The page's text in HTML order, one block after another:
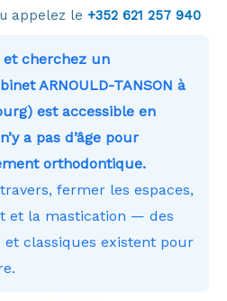
appelez le +352 621 257 940
et cherchez un
ARNOULD-TANSON à
est accessible en
a pas d’âge pour
orthodontique.
fermer les espaces,
et la mastication — des
classiques existent pour